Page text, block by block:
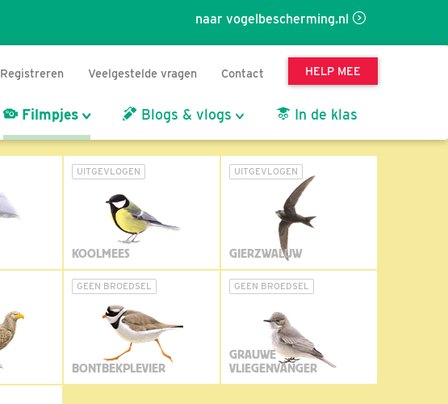
naar vogelbescherming.nl
Registreren Veelgestelde vragen Contact HELP MEE
Filmpjes Blogs & vlogs In de klas
UITGEVLOGEN
KOOLMEES
UITGEVLOGEN
GIERZWALUW
GEEN BROEDSEL
BONTBEKPLEVIER
GEEN BROEDSEL
GRAUWE
VLIEGENVANGER